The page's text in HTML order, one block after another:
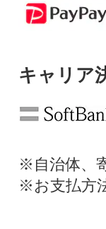
キャリア
※自治体、
※お支払方